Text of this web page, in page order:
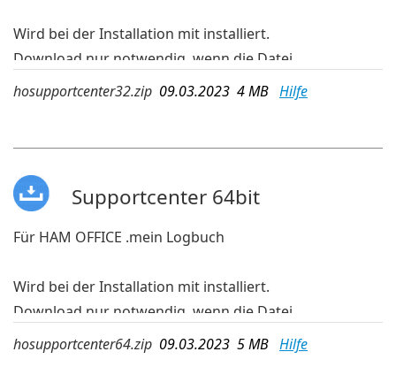
Wird bei der Installation mit installiert.
Download nur notwendig, wenn die Datei
hosupportcenter.exe nicht mehr auf dem PC
hosupportcenter32.zip 09.03.2023 4 MB Hilfe
Supportcenter 64bit
Für HAM OFFICE .mein Logbuch
Wird bei der Installation mit installiert.
Download nur notwendig, wenn die Datei
hosupportcenter.exe nicht mehr auf dem PC
hosupportcenter64.zip 09.03.2023 5 MB Hilfe